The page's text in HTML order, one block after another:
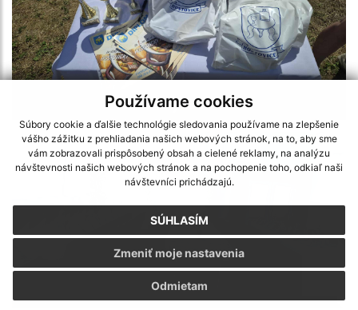
Používame cookies
Súbory cookie a ďalšie technológie sledovania používame na zlepšenie
vášho zážitku z prehliadania našich webových stránok, na to, aby sme
vám zobrazovali prispôsobený obsah a cielené reklamy, na analýzu
návštevnosti našich webových stránok a na pochopenie toho, odkiaľ naši
návštevníci prichádzajú.
SÚHLASÍM
Odmietam
Zmeniť moje nastavenia
Hostovický kotlík 2025